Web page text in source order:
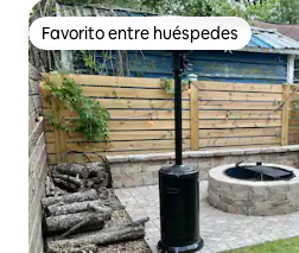
Favorito entre huéspedes
Favorito entre huéspedes